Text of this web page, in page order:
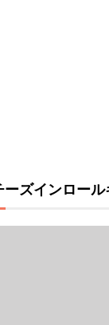
ズインロール